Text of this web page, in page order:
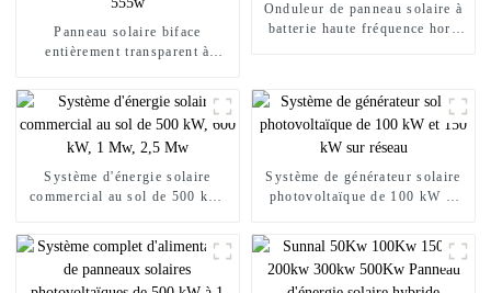
Panneau solaire biface
entièrement transparent à
Onduleur de panneau solaire à
batterie haute fréquence hors
Système d'énergie solaire
commercial au sol de 500 kW,
Système de générateur solaire
photovoltaïque de 100 kW et